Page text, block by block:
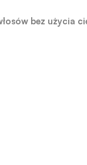
bez użycia